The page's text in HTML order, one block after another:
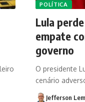
POLÍTICA
Lula
empate
governo
O presidente
cenário
Jefferson